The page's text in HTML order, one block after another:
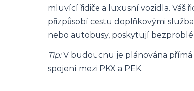
mluvící řidiče a luxusní vozidla. Váš
přizpůsobí cestu doplňkovými
nebo autobusy, poskytují
Tip:V budoucnu je plánována přímá
spojení mezi PKX a PEK.